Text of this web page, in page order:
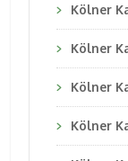
Kölner
Kölner
Kölner
Kölner